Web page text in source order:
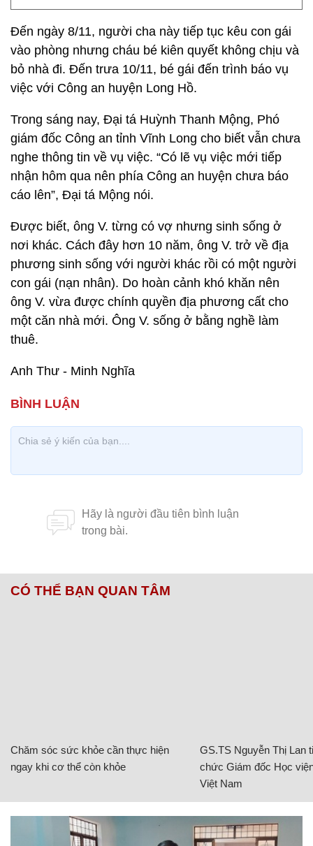
Đến ngày 8/11, người cha này tiếp tục kêu con gái
vào phòng nhưng cháu bé kiên quyết không chịu và
bỏ nhà đi. Đến trưa 10/11, bé gái đến trình báo vụ
việc với Công an huyện Long Hồ.
Trong sáng nay, Đại tá Huỳnh Thanh Mộng, Phó
giám đốc Công an tỉnh Vĩnh Long cho biết vẫn chưa
nghe thông tin về vụ việc. “Có lẽ vụ việc mới tiếp
nhận hôm qua nên phía Công an huyện chưa báo
cáo lên”, Đại tá Mộng nói.
Được biết, ông V. từng có vợ nhưng sinh sống ở
nơi khác. Cách đây hơn 10 năm, ông V. trở về địa
phương sinh sống với người khác rồi có một người
con gái (nạn nhân). Do hoàn cảnh khó khăn nên
ông V. vừa được chính quyền địa phương cất cho
một căn nhà mới. Ông V. sống ở bằng nghề làm
thuê.
Anh Thư - Minh Nghĩa
CÓ THỂ BẠN QUAN TÂM
Chăm sóc sức khỏe cần thực hiện
ngay khi cơ thể còn khỏe
GS.TS Nguyễn Thị Lan
chức Giám đốc Học
Việt Nam